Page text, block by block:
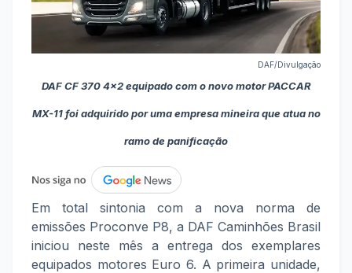
DAF/Divulgação
DAF CF 370 4x2 equipado com o novo motor PACCAR
MX-11 foi adquirido por uma empresa mineira que atua no
ramo de panificação
Em total sintonia com a nova norma de
emissões Proconve P8, a DAF Caminhões Brasil
iniciou neste mês a entrega dos exemplares
equipados motores Euro 6. A primeira unidade,